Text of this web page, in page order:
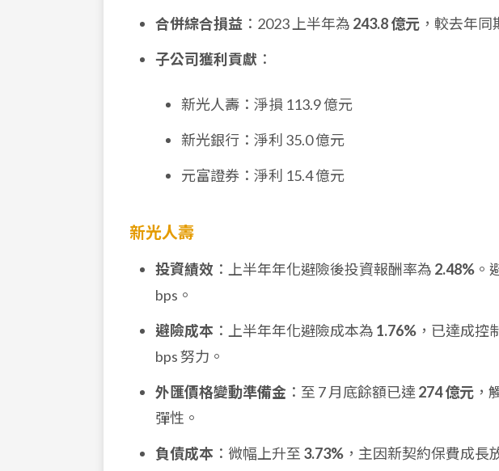
合併綜合損益 ：2023 上半年為 243.8 億元 ，較去年同
子公司獲利貢獻 ：
新光人壽：淨損 113.9 億元
新光銀行：淨利 35.0 億元
元富證券：淨利 15.4 億元
新光人壽
投資績效 ：上半年年化避險後投資報酬率為 2.48% 。
bps。
避險成本 ：上半年年化避險成本為 1.76% ，已達成控
bps 努力。
外匯價格變動準備金 ：至 7 月底餘額已達 274 億元 ，
彈性。
負債成本 ：微幅上升至 3.73% ，主因新契約保費成長